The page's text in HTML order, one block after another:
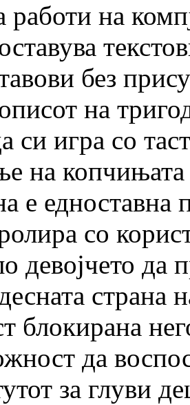
работи на
без
на
си игра со
на
е едноставна
со
девојчето да
страна
блокирана
да
за глуви